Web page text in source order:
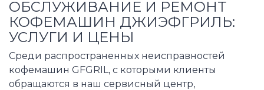
ОБСЛУЖИВАНИЕ И РЕМОНТ
КОФЕМАШИН ДЖИЭФГРИЛЬ:
УСЛУГИ И ЦЕНЫ
Среди распространенных неисправностей
кофемашин GFGRIL, с которыми клиенты
обращаются в наш сервисный центр,